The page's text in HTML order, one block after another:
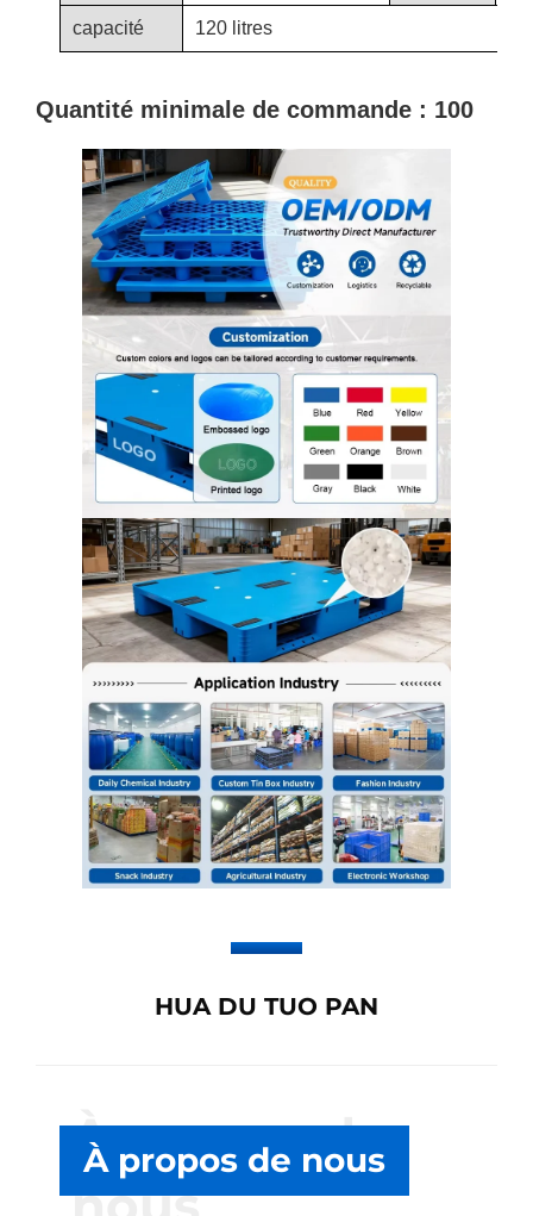
capacité 120 litres
Quantité minimale de commande : 100
HUA DU TUO PAN
À propos de nous
À propos de